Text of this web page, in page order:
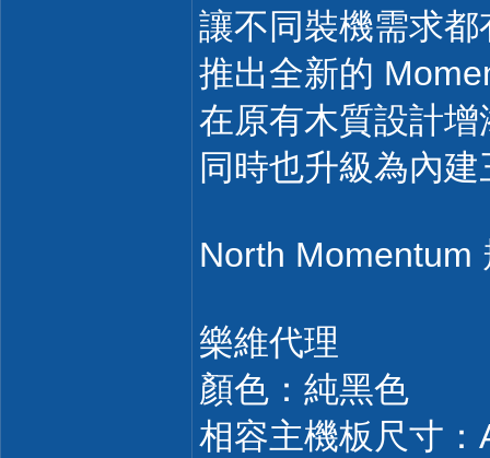
讓不同裝機需求
推出全新的
在原有木質設計
同時也升級為內
North Momentum
樂維代理
顏色：純黑色
相容主機板尺寸